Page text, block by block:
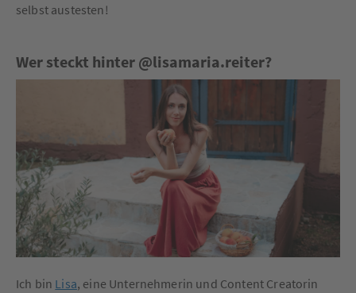
selbst austesten!
Wer steckt hinter @lisamaria.reiter?
Ich bin Lisa, eine Unternehmerin und Content Creatorin